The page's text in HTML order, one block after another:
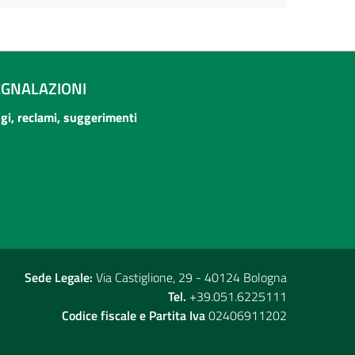
reclami, suggerimenti
Sede Legale: Via Castiglione, 29 - 40124 Bologna
Tel. +39.051.6225111
Codice fiscale e Partita Iva02406911202